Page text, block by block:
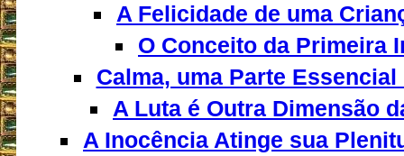
A Felicidade de uma
O Conceito da Primeira
Calma, uma Parte
A Luta é Outra Dimensão
A Inocência Atinge sua